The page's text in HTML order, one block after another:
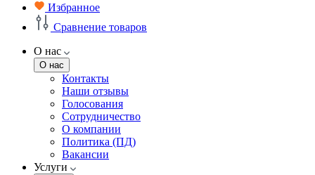
Избранное
Сравнение товаров
О нас
О нас
Контакты
Наши отзывы
Голосования
Сотрудничество
О компании
Политика (ПД)
Вакансии
Услуги